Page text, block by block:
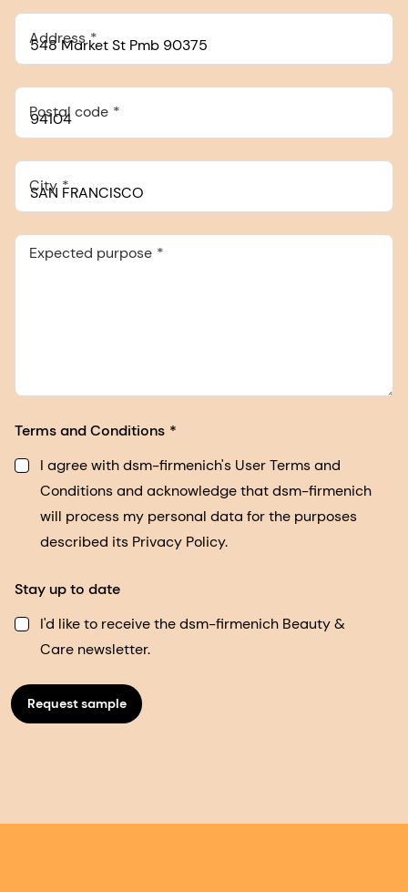
Address
Postal code
City
Expected purpose
Terms and Conditions
I agree with dsm-firmenich's User Terms and
Conditions and acknowledge that dsm-firmenich
will process my personal data for the purposes
described its Privacy Policy.
Stay up to date
I'd like to receive the dsm-firmenich Beauty &
Care newsletter.
Request sample